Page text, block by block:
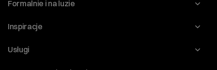
Formalnie i na luzie
O nas
Program Korzyści dla Inwestorów
Inspiracje
Blog
Usługi